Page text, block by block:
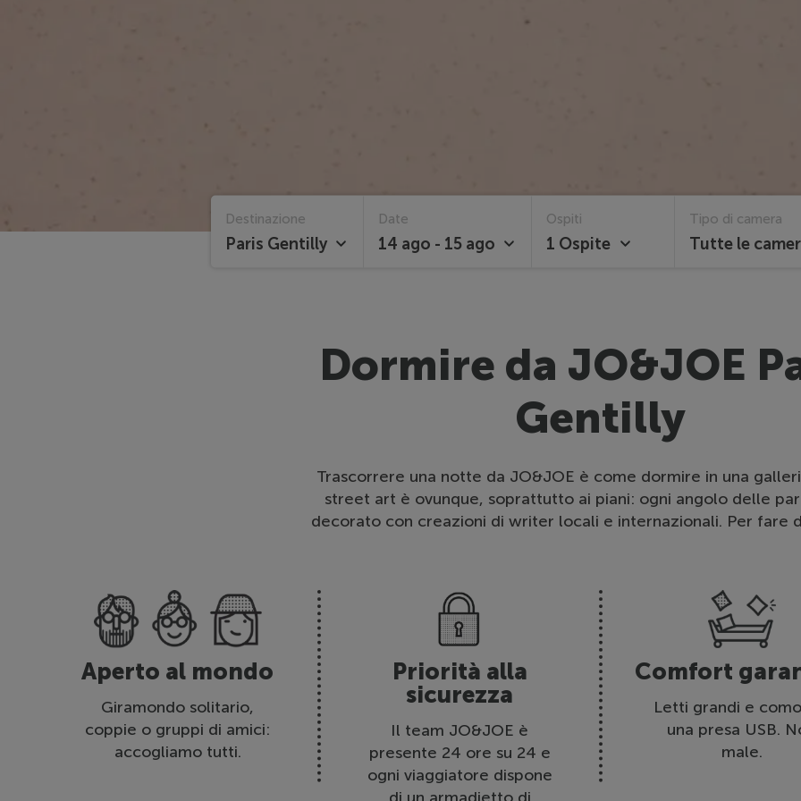
Destinazione
Paris Gentilly
Date
14 ago - 15 ago
Ospiti
1 Ospite
Tipo di camera
Tutte le
Dormire da JO&JOE
Gentilly
Trascorrere una notte da JO&JOE è come dormire in una
street art è ovunque, soprattutto ai piani: ogni angolo delle
decorato con creazioni di writer locali e internazionali. Per fare
Aperto al mondo
Giramondo solitario,
coppie o gruppi di amici:
accogliamo tutti.
Priorità alla
sicurezza
Il team JO&JOE è
presente 24 ore su 24 e
ogni viaggiatore dispone
Comfort
Letti grandi e
una presa USB.
male.